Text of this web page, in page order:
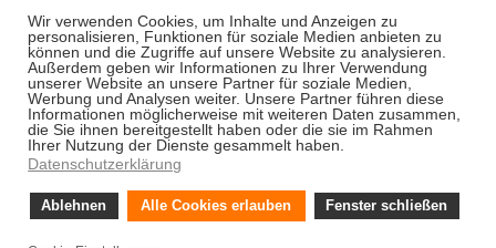
Alle Zahlungen sind sehr sicher
Kostenloser Versand für Bestellungen über
90,- €